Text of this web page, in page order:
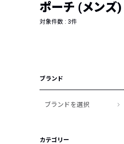
新着アイテム
編集部のおすすめアイテム
ポーチ (メンズ)
対象件数 : 3件
ブランド
ブランドを選択
カテゴリー